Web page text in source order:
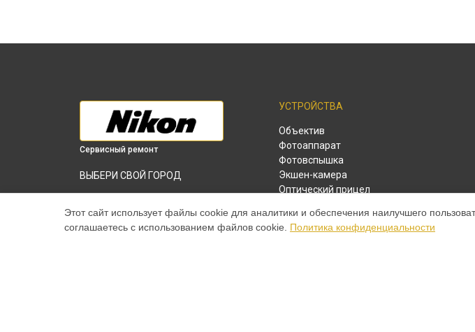
Сервисный ремонт
ВЫБЕРИ СВОЙ ГОРОД
KeyMission 360 Nikon вКраснодаре
Замена микрофона экшн-камеры
УСТРОЙСТВА
Объектив
Фотоаппарат
Фотовспышка
Экшен-камера
Оптический прицел
Этот сайт использует файлы cookie для аналитики и обеспечения наилучшего
соглашаетесь с использованием файлов cookie. Политика конфиденциальности